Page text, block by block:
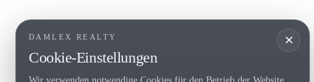
×
DAMLEX REALTY
Cookie-Einstellungen
Begur